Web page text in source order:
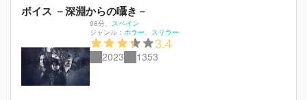
ボイス －深淵からの囁き－
98分
スペイン
ジャンル： ホラー スリラー
3.4
2023 1353